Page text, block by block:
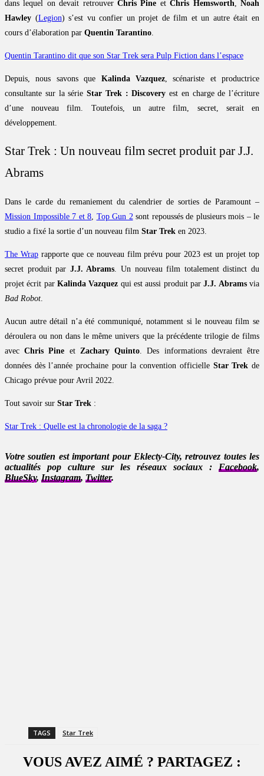
dans lequel on devait retrouver Chris Pine etChris Hemsworth,Noah
Hawley (Legion) s’est vu confier un projet de film et un autre était en
cours d’élaboration par Quentin Tarantino.
Quentin Tarantino dit que son Star Trek sera Pulp Fiction dans l’espace
Depuis, nous savons que Kalinda Vazquez, scénariste et productrice
consultante sur la série Star Trek : Discovery est en charge de l’écriture
d’une nouveau film. Toutefois, un autre film, secret, serait en
développement.
Star Trek : Un nouveau film secret produit par J.J.
Abrams
Dans le carde du remaniement du calendrier de sorties de Paramount –
Mission Impossible 7 et 8 Top Gun 2 sont repoussés de plusieurs mois – le
studio a fixé la sortie d’un nouveau film Star Trek en 2023.
The Wraprapporte que ce nouveau film prévu pour 2023 est un projet top
secret produit par J.J. Abrams . Un nouveau film totalement distinct du
projet écrit par Kalinda Vazquez qui est aussi produit parJ.J. Abramsvia
Bad Robot
Aucun autre détail n’a été communiqué, notamment si le nouveau film se
déroulera ou non dans le même univers que la précédente trilogie de films
avecChris Pine et Zachary Quinto . Des informations devraient être
données dès l’année prochaine pour la convention officielle Star Trek de
Chicago prévue pour Avril 2022.
Tout savoir sur Star Trek :
Star Trek : Quelle est la chronologie de la saga ?
Votre soutien est important pour Eklecty-City, retrouvez toutes les
actualités pop culture sur les réseaux sociaux : Facebook,
BlueSky, Instagram, Twitter.
TAGS Star Trek
VOUS AVEZ AIMÉ ? PARTAGEZ :